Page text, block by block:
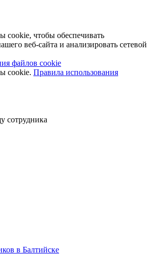
cookie, чтобы обеспечивать
веб-сайта и анализировать сетевой
файлов cookie
cookie. Правила использования
сотрудника
в Балтийске